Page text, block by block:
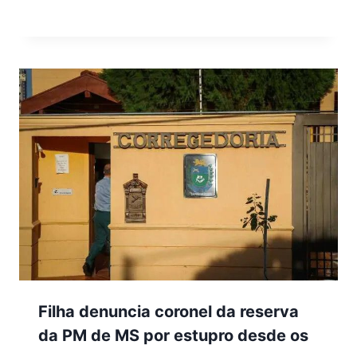
Filha denuncia coronel da reserva
da PM de MS por estupro desde os